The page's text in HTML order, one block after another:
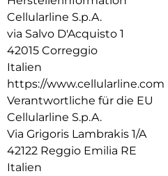
Cellularline S.p.A.
via Salvo D'Acquisto 1
42015 Correggio
Italien
https://www.cellularline.com
Verantwortliche für die EU
Cellularline S.p.A.
Via Grigoris Lambrakis 1/A
42122 Reggio Emilia RE
Italien